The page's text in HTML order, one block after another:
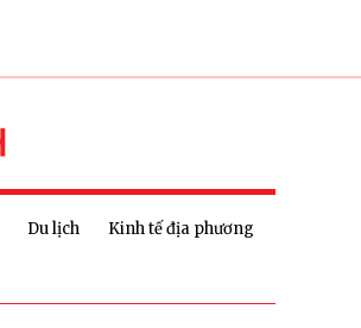
Du lịch
Kinh tế địa phương